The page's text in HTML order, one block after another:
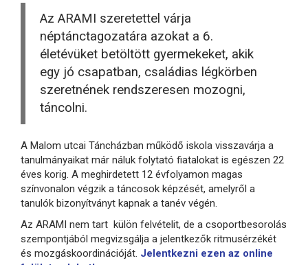
Az ARAMI szeretettel várja
néptánctagozatára azokat a 6.
életévüket betöltött gyermekeket, akik
egy jó csapatban, családias légkörben
szeretnének rendszeresen mozogni,
táncolni.
A Malom utcai Táncházban működő iskola visszavárja a
tanulmányaikat már náluk folytató fiatalokat is egészen 22
éves korig. A meghirdetett 12 évfolyamon magas
színvonalon végzik a táncosok képzését, amelyről a
tanulók bizonyítványt kapnak a tanév végén.
Az ARAMI nem tart külön felvételit, de a csoportbesorolás
szempontjából megvizsgálja a jelentkezők ritmusérzékét
és mozgáskoordinációját. Jelentkezni ezen az online